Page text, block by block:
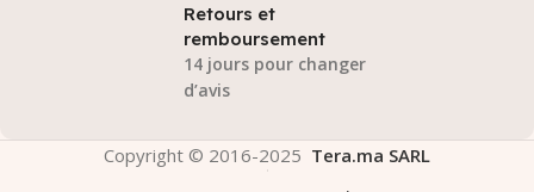
Retours et
remboursement
14 jours pour changer
d’avis
Copyright © 2016-2025 Tera.ma SARL